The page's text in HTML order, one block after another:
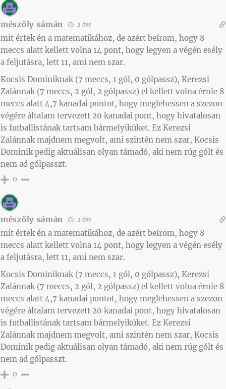
mészöly sámán 2 éve
mit értek én a matematikához, de azért beírom, hogy 8
meccs alatt kellett volna 14 pont, hogy legyen a végén esély
a feljutásra, lett 11, ami nem szar.
Kocsis Dominiknak (7 meccs, 1 gól, 0 gólpassz), Kerezsi
Zalánnak (7 meccs, 2 gól, 2 gólpassz) el kellett volna érnie 8
meccs alatt 4,7 kanadai pontot, hogy meglehessen a szezon
végére általam tervezett 20 kanadai pont, hogy hivatalosan
is futballistának tartsam bármelyiküket. Ez Kerezsi
Zalánnak majdnem megvolt, ami szintén nem szar, Kocsis
Dominik pedig aktuálisan olyan támadó, aki nem rúg gólt és
nem ad gólpasszt.
0
mészöly sámán 2 éve
mit értek én a matematikához, de azért beírom, hogy 8
meccs alatt kellett volna 14 pont, hogy legyen a végén esély
a feljutásra, lett 11, ami nem szar.
Kocsis Dominiknak (7 meccs, 1 gól, 0 gólpassz), Kerezsi
Zalánnak (7 meccs, 2 gól, 2 gólpassz) el kellett volna érnie 8
meccs alatt 4,7 kanadai pontot, hogy meglehessen a szezon
végére általam tervezett 20 kanadai pont, hogy hivatalosan
is futballistának tartsam bármelyiküket. Ez Kerezsi
Zalánnak majdnem megvolt, ami szintén nem szar, Kocsis
Dominik pedig aktuálisan olyan támadó, aki nem rúg gólt és
nem ad gólpasszt.
0